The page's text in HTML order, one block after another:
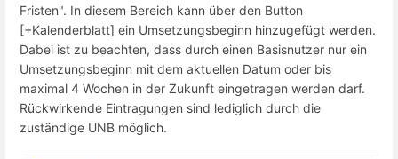
Fristen". In diesem Bereich kann über den Button
[+Kalenderblatt] ein Umsetzungsbeginn hinzugefügt werden.
Dabei ist zu beachten, dass durch einen Basisnutzer nur ein
Umsetzungsbeginn mit dem aktuellen Datum oder bis
maximal 4 Wochen in der Zukunft eingetragen werden darf.
Rückwirkende Eintragungen sind lediglich durch die
zuständige UNB möglich.